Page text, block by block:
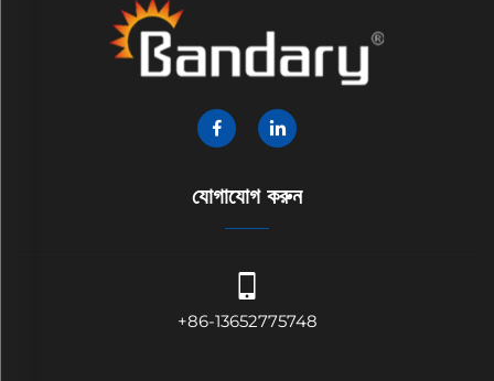
যোগাযোগ করুন
+86-13652775748